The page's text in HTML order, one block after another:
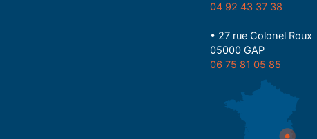
04 92 43 37 38
• 27 rue Colonel Roux
05000 GAP
06 75 81 05 85